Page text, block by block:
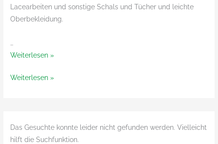
Lacearbeiten und sonstige Schals und Tücher und leichte
Oberbekleidung.
…
Botany
von
Weiterlesen »
Botany
Bliss
Weiterlesen »
Das Gesuchte konnte leider nicht gefunden werden. Vielleicht
hilft die Suchfunktion.